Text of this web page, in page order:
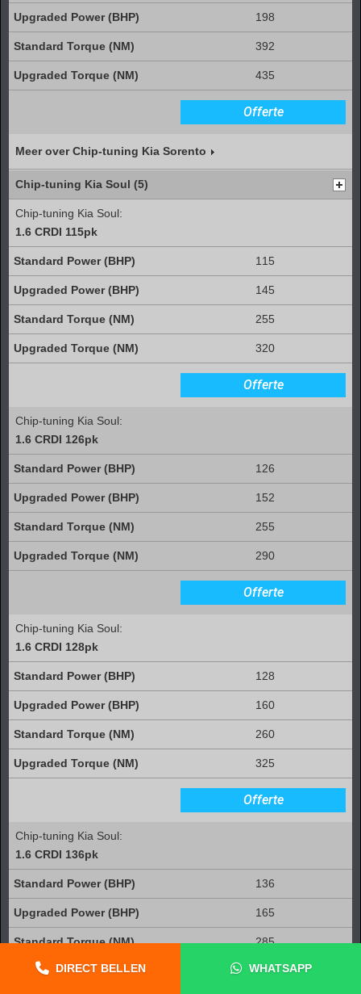
198
392
435
Offerte
Meer over Chip-tuning Kia Sorento
Chip-tuning Kia Soul (5)
Chip-tuning Kia Soul:
1.6 CRDI 115pk
115
145
255
320
Offerte
Chip-tuning Kia Soul:
1.6 CRDI 126pk
126
152
255
290
Offerte
Chip-tuning Kia Soul:
1.6 CRDI 128pk
128
160
260
325
Offerte
Chip-tuning Kia Soul:
1.6 CRDI 136pk
136
165
285
350
DIRECT BELLEN WHATSAPP